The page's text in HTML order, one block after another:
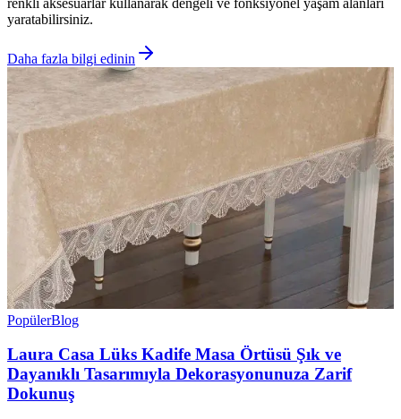
yaratabilirsiniz.
Daha fazla bilgi edinin
PopülerBlog
Laura Casa Lüks Kadife Masa Örtüsü Şık ve
Dayanıklı Tasarımıyla Dekorasyonunuza Zarif
Dokunuş